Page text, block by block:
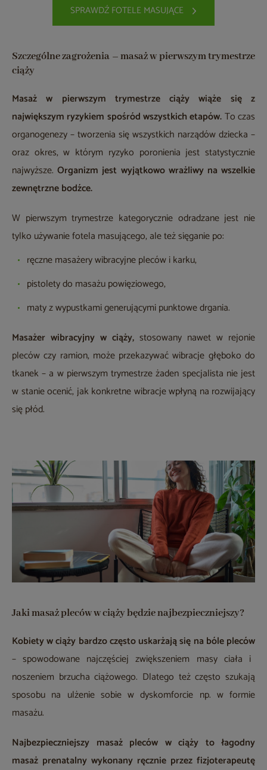
SPRAWDŹ FOTELE MASUJĄCE
Szczególne zagrożenia – masaż w pierwszym trymestrze
ciąży
Masaż w pierwszym trymestrze ciąży wiąże się z
największym ryzykiem spośród wszystkich etapów.To czas
organogenezy – tworzenia się wszystkich narządów dziecka –
oraz okres, w którym ryzyko poronienia jest statystycznie
najwyższe.Organizm jest wyjątkowo wrażliwy na wszelkie
zewnętrzne bodźce.
W pierwszym trymestrze kategorycznie odradzane jest nie
tylko używanie fotela masującego, ale też sięganie po:
ręczne masażery wibracyjne pleców i karku,
pistolety do masażu powięziowego,
maty z wypustkami generującymi punktowe drgania.
Masażer wibracyjny w ciąży, stosowany nawet w rejonie
pleców czy ramion, może przekazywać wibracje głęboko do
tkanek – a w pierwszym trymestrze żaden specjalista nie jest
w stanie ocenić, jak konkretne wibracje wpłyną na rozwijający
się płód.
Jaki masaż pleców w ciąży będzie najbezpieczniejszy?
Kobiety w ciąży bardzo często uskarżają się na bóle pleców
– spowodowane najczęściej zwiększeniem masy ciała i
noszeniem brzucha ciążowego. Dlatego też często szukają
sposobu na ulżenie sobie w dyskomforcie np. w formie
masażu.
Najbezpieczniejszy masaż pleców w ciąży to łagodny
masaż prenatalny wykonany ręcznie przez fizjoterapeutę